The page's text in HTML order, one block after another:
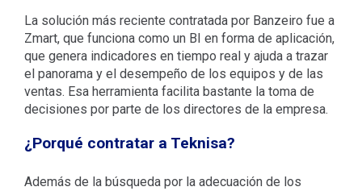
La solución más reciente contratada por Banzeiro fue a
Zmart, que funciona como un BI en forma de aplicación,
que genera indicadores en tiempo real y ajuda a trazar
el panorama y el desempeño de los equipos y de las
ventas. Esa herramienta facilita bastante la toma de
decisiones por parte de los directores de la empresa.
¿Porqué contratar a Teknisa?
Además de la búsqueda por la adecuación de los